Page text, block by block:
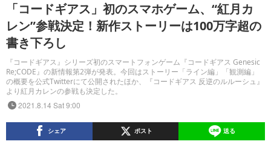
「コードギアス」初のスマホゲーム、“紅月カ
レン”参戦決定！新作ストーリーは100万字超の
書き下ろし
『コードギアス』シリーズ初のスマートフォンゲーム『コードギアス Genesic
Re;CODE』の新情報第2弾が発表。今回はストーリー「ライン編」「観測編」
の概要を公式Twitterにて公開されたほか、『コードギアス 反逆のルルーシュ』
より紅月カレンの参戦も決定した。
2021.8.14 Sat 9:00
シェア ポスト 送る